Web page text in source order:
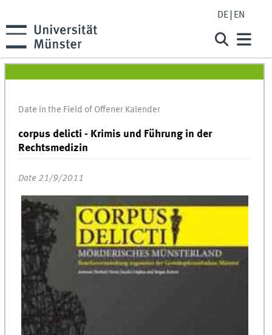
DE EN
Date in the Field of Offener Kalender
corpus delicti - Krimis und Führung in der
Rechtsmedizin
Date 21/9/2011